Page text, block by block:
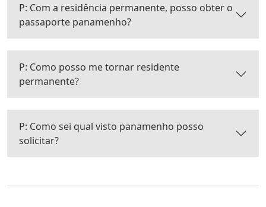
P: Com a residência permanente, posso obter o
passaporte panamenho?
P: Como posso me tornar residente
permanente?
P: Como sei qual visto panamenho posso
solicitar?